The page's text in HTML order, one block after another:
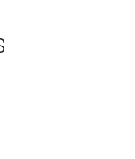
biens